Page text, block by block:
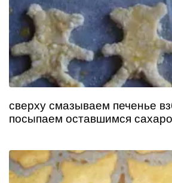
сверху смазываем печенье
посыпаем оставшимся